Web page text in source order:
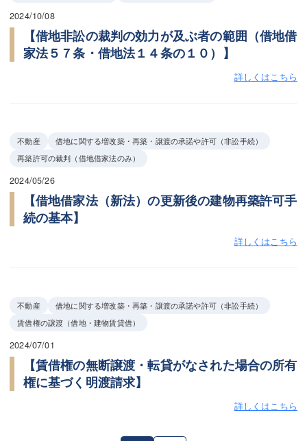
2024/10/08
【借地非訟の裁判の効力が及ぶ者の範囲（借地借
家法５７条・借地法１４条の１０）】
詳しくはこちら
不動産
借地に関する増改築・再築・譲渡の承諾や許可（非訟手続）
再築許可の裁判（借地借家法のみ）
2024/05/26
【借地借家法（新法）の更新後の建物再築許可手
続の基本】
詳しくはこちら
不動産
借地に関する増改築・再築・譲渡の承諾や許可（非訟手続）
賃借権の譲渡（借地・建物賃貸借）
2024/07/01
【賃借権の無断譲渡・転貸がなされた場合の所有
権に基づく明渡請求】
詳しくはこちら